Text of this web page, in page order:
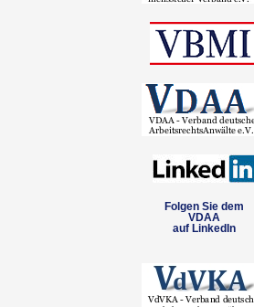
Folgen Sie dem
VDAA
auf LinkedIn